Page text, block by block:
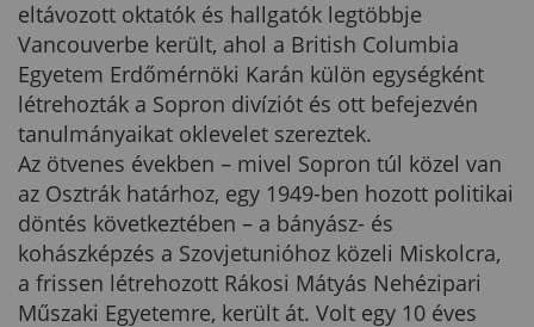
eltávozott oktatók és hallgatók legtöbbje
Vancouverbe került, ahol a British Columbia
Egyetem Erdőmérnöki Karán külön egységként
létrehozták a Sopron divíziót és ott befejezvén
tanulmányaikat oklevelet szereztek.
Az ötvenes években – mivel Sopron túl közel van
az Osztrák határhoz, egy 1949-ben hozott politikai
döntés következtében – a bányász- és
kohászképzés a Szovjetunióhoz közeli Miskolcra,
a frissen létrehozott Rákosi Mátyás Nehézipari
Műszaki Egyetemre, került át. Volt egy 10 éves